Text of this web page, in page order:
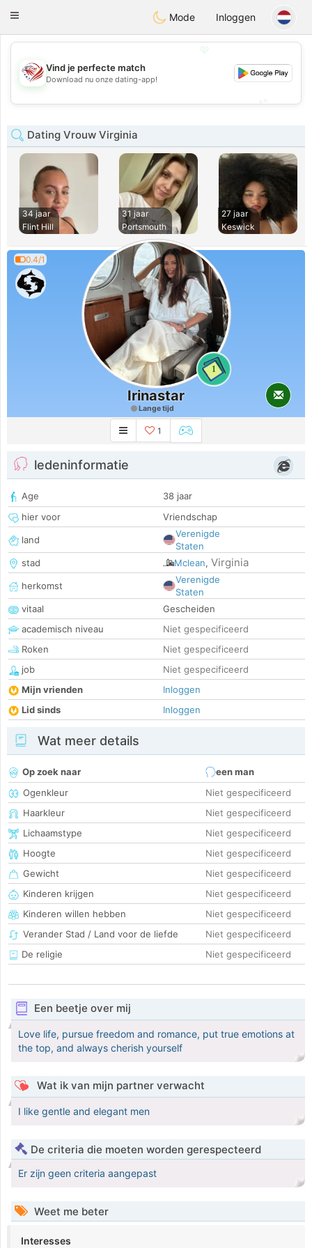
StatesDating
Toggle
Mode Inloggen
💖
💕
Vind je perfecte match
Download nu onze dating-app!
Dating Vrouw Virginia
34 jaar
Flint Hill
31 jaar
Portsmouth
27 jaar
Keswick
0.4/1
1
Irinastar
Lange tijd
1
ledeninformatie
Age
38 jaar
hier voor
Vriendschap
land
Verenigde
Staten
stad
Mclean, Virginia
herkomst
Verenigde
Staten
vitaal
Gescheiden
academisch niveau
Niet gespecificeerd
Roken
Niet gespecificeerd
job
Niet gespecificeerd
Mijn vrienden
Inloggen
Lid sinds
Inloggen
Wat meer details
Op zoek naar
een man
Ogenkleur
Niet gespecificeerd
Haarkleur
Niet gespecificeerd
Lichaamstype
Niet gespecificeerd
Hoogte
Niet gespecificeerd
Gewicht
Niet gespecificeerd
Kinderen krijgen
Niet gespecificeerd
Kinderen willen hebben
Niet gespecificeerd
Verander Stad / Land voor de liefde
Niet gespecificeerd
De religie
Niet gespecificeerd
Een beetje over mij
Love life, pursue freedom and romance, put true emotions at
the top, and always cherish yourself
Wat ik van mijn partner verwacht
I like gentle and elegant men
De criteria die moeten worden gerespecteerd
Er zijn geen criteria aangepast
Weet me beter
Interesses